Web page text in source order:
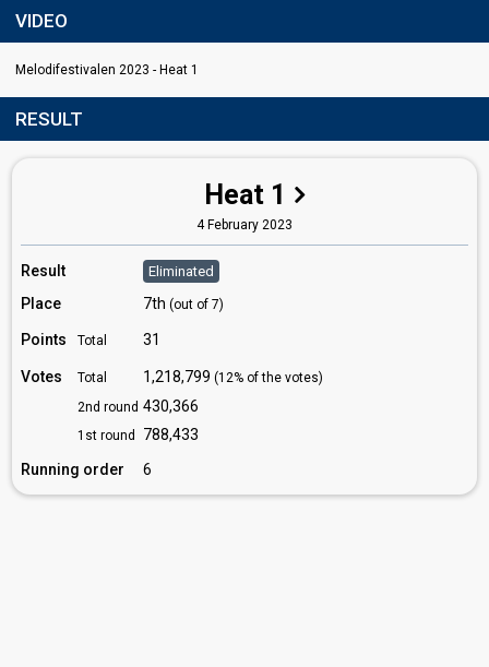
VIDEO
Melodifestivalen 2023 - Heat 1
RESULT
Heat 1
4 February 2023
Result Eliminated
Place 7th (out of 7)
Points Total 31
Votes Total 1,218,799 (12% of the votes)
2nd round 430,366
1st round
788,433
Running order
6